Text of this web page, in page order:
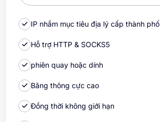
IP nhắm mục tiêu địa lý cấp thành phố
Hỗ trợ HTTP & SOCKS5
phiên quay hoặc dính
Băng thông cực cao
Đồng thời không giới hạn